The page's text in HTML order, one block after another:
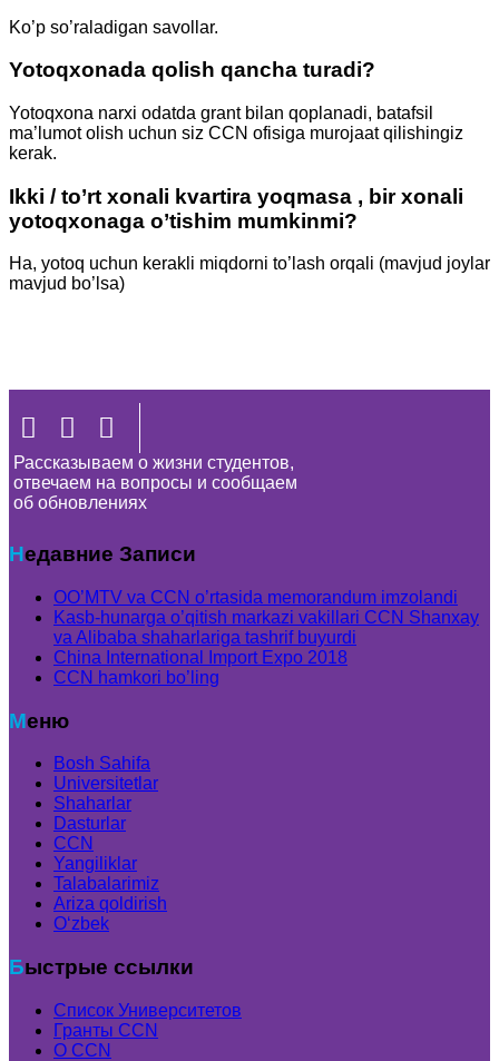
Ko’p so’raladigan savollar.
Yotoqxonada qolish qancha turadi?
Yotoqxona narxi odatda grant bilan qoplanadi, batafsil
ma’lumot olish uchun siz CCN ofisiga murojaat qilishingiz
kerak.
Ikki / to’rt xonali kvartira yoqmasa , bir xonali
yotoqxonaga o’tishim mumkinmi?
Ha, yotoq uchun kerakli miqdorni to’lash orqali (mavjud joylar
mavjud bo’lsa)
Рассказываем о жизни студентов,
отвечаем на вопросы и сообщаем
об обновлениях
Недавние Записи
OO’MTV va CCN o’rtasida memorandum imzolandi
Kasb-hunarga o’qitish markazi vakillari CCN Shanxay
va Alibaba shaharlariga tashrif buyurdi
China International Import Expo 2018
CCN hamkori bo’ling
Меню
Bosh Sahifa
Universitetlar
Shaharlar
Dasturlar
CCN
Yangiliklar
Talabalarimiz
Ariza qoldirish
Oʻzbek
Быстрые ссылки
Список Университетов
Гранты ССN
О ССN